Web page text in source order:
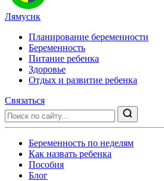
Лямусик
Планирование беременности
Беременность
Питание ребенка
Здоровье
Отдых и развитие ребенка
Связаться
Беременность по неделям
Как назвать ребенка
Пособия
Блог